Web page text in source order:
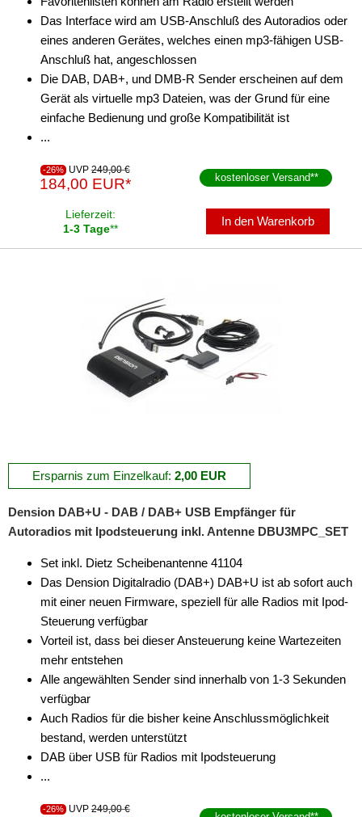
Das Interface wird am USB-Anschluß des Autoradios oder
eines anderen Gerätes, welches einen mp3-fähigen USB-
Anschluß hat, angeschlossen
Die DAB, DAB+, und DMB-R Sender erscheinen auf dem
Gerät als virtuelle mp3 Dateien, was der Grund für eine
einfache Bedienung und große Kompatibilität ist
...
-26% UVP 249,00 €
184,00 EUR* kostenloser Versand**
Lieferzeit:
1-3 Tage**
In den Warenkorb
Ersparnis zum Einzelkauf: 2,00 EUR
Dension DAB+U - DAB / DAB+ USB Empfänger für
Autoradios mit Ipodsteuerung inkl. Antenne DBU3MPC_SET
Set inkl. Dietz Scheibenantenne 41104
Das Dension Digitalradio (DAB+) DAB+U ist ab sofort auch
mit einer neuen Firmware, speziell für alle Radios mit Ipod-
Steuerung verfügbar
Vorteil ist, dass bei dieser Ansteuerung keine Wartezeiten
mehr entstehen
Alle angewählten Sender sind innerhalb von 1-3 Sekunden
verfügbar
Auch Radios für die bisher keine Anschlussmöglichkeit
bestand, werden unterstützt
DAB über USB für Radios mit Ipodsteuerung
...
-26% UVP 249,00 €